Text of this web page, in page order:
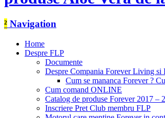
² Navigation
Home
Despre FLP
Documente
Despre Compania Forever Living si
Cum se mananca Forever ?
Cum comand ONLINE
Catalog de produse Forever 2017 –
Inscriere Pret Club membru FLP